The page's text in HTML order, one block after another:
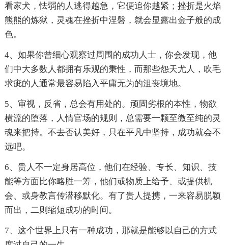
看家犬，怯弱的人逃得越急，它便追你越紧；挫折是火焰
熊熊的炼狱，灵魂在挫折中涅磐，就会显露出金子般的成
色。
4、如果你曾细心观察过周围的成功人士，你会发现，他
们中大多数人都拥有乐观的秉性，而那些怨天尤人，吹毛
求疵的人通常最容易陷入平庸无为的沮丧境地。
5、审视，反省，总会有用处的。顽固劣根的本性，物欲
横流的堕落，人情官场的规则，总需要一颗至微至纯的灵
魂来把持。不去否认美好，只在平凡中坚持，成功就会不
远吧。
6、贵人不一定身居高位，他们在经验、专长、知识、技
能等方面比你略胜一筹，他们或物质上给予、或提供机
会、或身教言传潜移默化。有了贵人提携，一来容易脱颖
而出，二则缩短成功的时间。
7、这个世界上只有一种成功，那就是能够以自己的方式